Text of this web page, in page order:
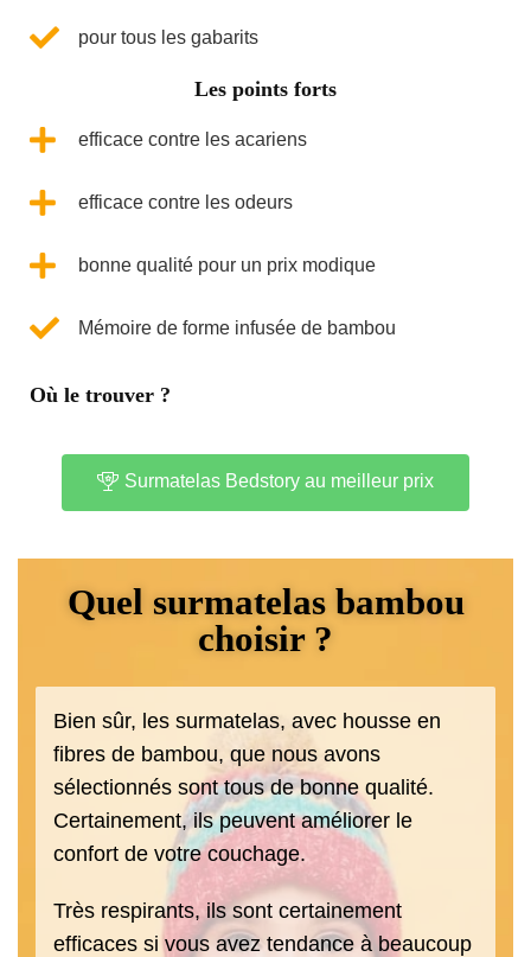
pour tous les gabarits
Les points forts
efficace contre les acariens
efficace contre les odeurs
bonne qualité pour un prix modique
Mémoire de forme infusée de bambou
Où le trouver ?
Surmatelas Bedstory au meilleur prix
Quel surmatelas bambou
choisir ?
Bien sûr, les surmatelas, avec housse en
fibres de bambou, que nous avons
sélectionnés sont tous de bonne qualité.
Certainement, ils peuvent améliorer le
confort de votre couchage.
Très respirants, ils sont certainement
efficaces si vous avez tendance à beaucoup